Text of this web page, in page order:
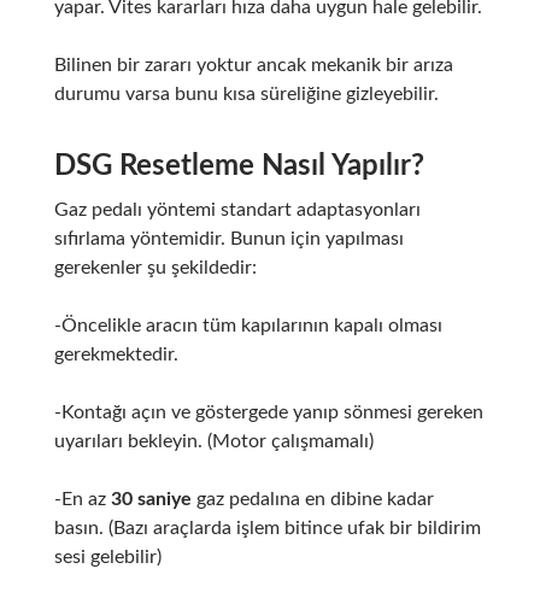
yapar. Vites kararları hıza daha uygun hale gelebilir.
Bilinen bir zararı yoktur ancak mekanik bir arıza
durumu varsa bunu kısa süreliğine gizleyebilir.
DSG Resetleme Nasıl Yapılır?
Gaz pedalı yöntemi standart adaptasyonları
sıfırlama yöntemidir. Bunun için yapılması
gerekenler şu şekildedir:
-Öncelikle aracın tüm kapılarının kapalı olması
gerekmektedir.
-Kontağı açın ve göstergede yanıp sönmesi gereken
uyarıları bekleyin. (Motor çalışmamalı)
-En az 30 saniye gaz pedalına en dibine kadar
basın. (Bazı araçlarda işlem bitince ufak bir bildirim
sesi gelebilir)